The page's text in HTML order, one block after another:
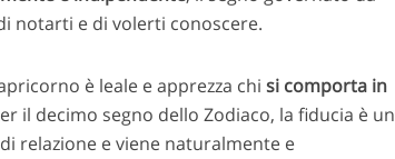
notarti e di volerti conoscere.
è leale e apprezza chi si comporta in
il decimo segno dello Zodiaco, la fiducia è un
relazione e viene naturalmente e